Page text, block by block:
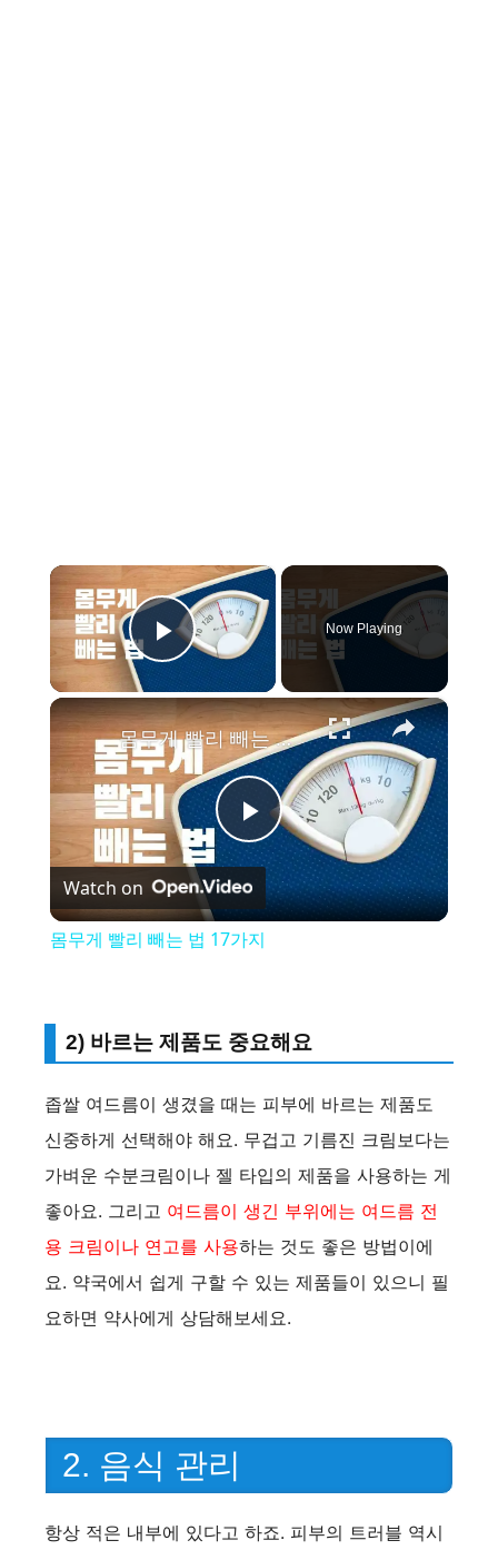
×
Play Video
Now Playing
×
P
l
y
V
i
d
e
몸무게 빨리 빼는 법 17가지
Watch on
몸무게 빨리 빼는 법 17가지
2) 바르는 제품도 중요해요
좁쌀 여드름이 생겼을 때는 피부에 바르는 제품도
신중하게 선택해야 해요. 무겁고 기름진 크림보다는
가벼운 수분크림이나 젤 타입의 제품을 사용하는 게
좋아요. 그리고 여드름이 생긴 부위에는 여드름 전
용 크림이나 연고를 사용하는 것도 좋은 방법이에
요. 약국에서 쉽게 구할 수 있는 제품들이 있으니 필
요하면 약사에게 상담해보세요.
2. 음식 관리
항상 적은 내부에 있다고 하죠. 피부의 트러블 역시